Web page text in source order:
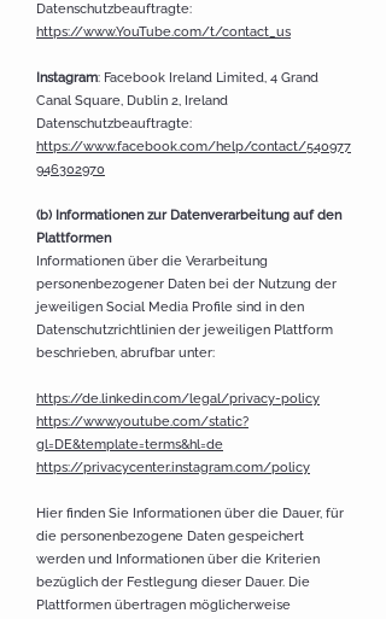
Datenschutzbeauftragte:
https://www.YouTube.com/t/contact_us
Instagram: Facebook Ireland Limited, 4 Grand
Canal Square, Dublin 2, Ireland
Datenschutzbeauftragte:
https://www.facebook.com/help/contact/540977
946302970
(b) Informationen zur Datenverarbeitung auf den
Plattformen
Informationen über die Verarbeitung
personenbezogener Daten bei der Nutzung der
jeweiligen Social Media Profile sind in den
Datenschutzrichtlinien der jeweiligen Plattform
beschrieben, abrufbar unter:
https://de.linkedin.com/legal/privacy-policy
https://www.youtube.com/static?
gl=DE&template=terms&hl=de
https://privacycenter.instagram.com/policy
Hier finden Sie Informationen über die Dauer, für
die personenbezogene Daten gespeichert
werden und Informationen über die Kriterien
bezüglich der Festlegung dieser Dauer. Die
Plattformen übertragen möglicherweise